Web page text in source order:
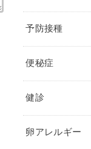
予防接種
便秘症
健診
卵アレルギー